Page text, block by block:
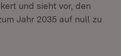
und sieht vor, den
Jahr 2035 auf null zu